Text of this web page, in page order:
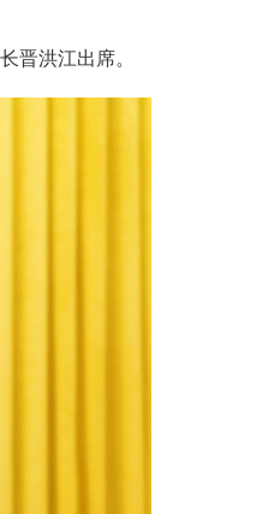
晋洪江出席。